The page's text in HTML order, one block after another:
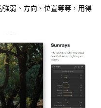
弱、方向、位置等等，用得